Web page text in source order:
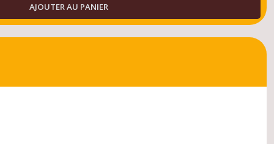
AJOUTER AU PANIER